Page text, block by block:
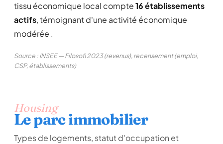
C chretien
07/07/2008
★ ★ ★ ★ ★ 5,0/5
Lire la suite
Signaler cet avis
tissu économique local compte16 établissements
actifs, témoignant d'une activité économique
modérée .
Source : INSEE — Filosofi 2023 (revenus), recensement (emploi,
CSP, établissements)
Housing
Le parc immobilier
Types de logements, statut d'occupation et